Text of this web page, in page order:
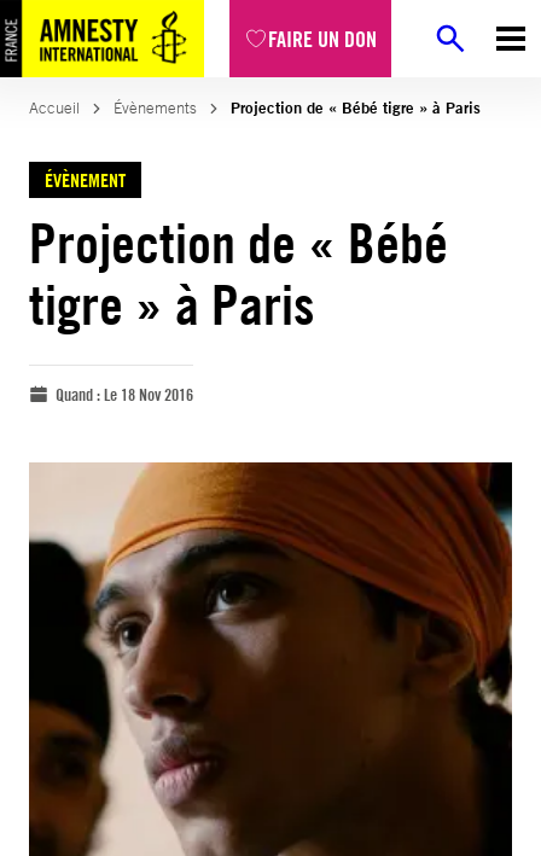
FAIRE UN DON
Accueil Évènements Projection de « Bébé tigre » à Paris
ÉVÈNEMENT
Projection de « Bébé
tigre » à Paris
Quand :Le 18 Nov 2016